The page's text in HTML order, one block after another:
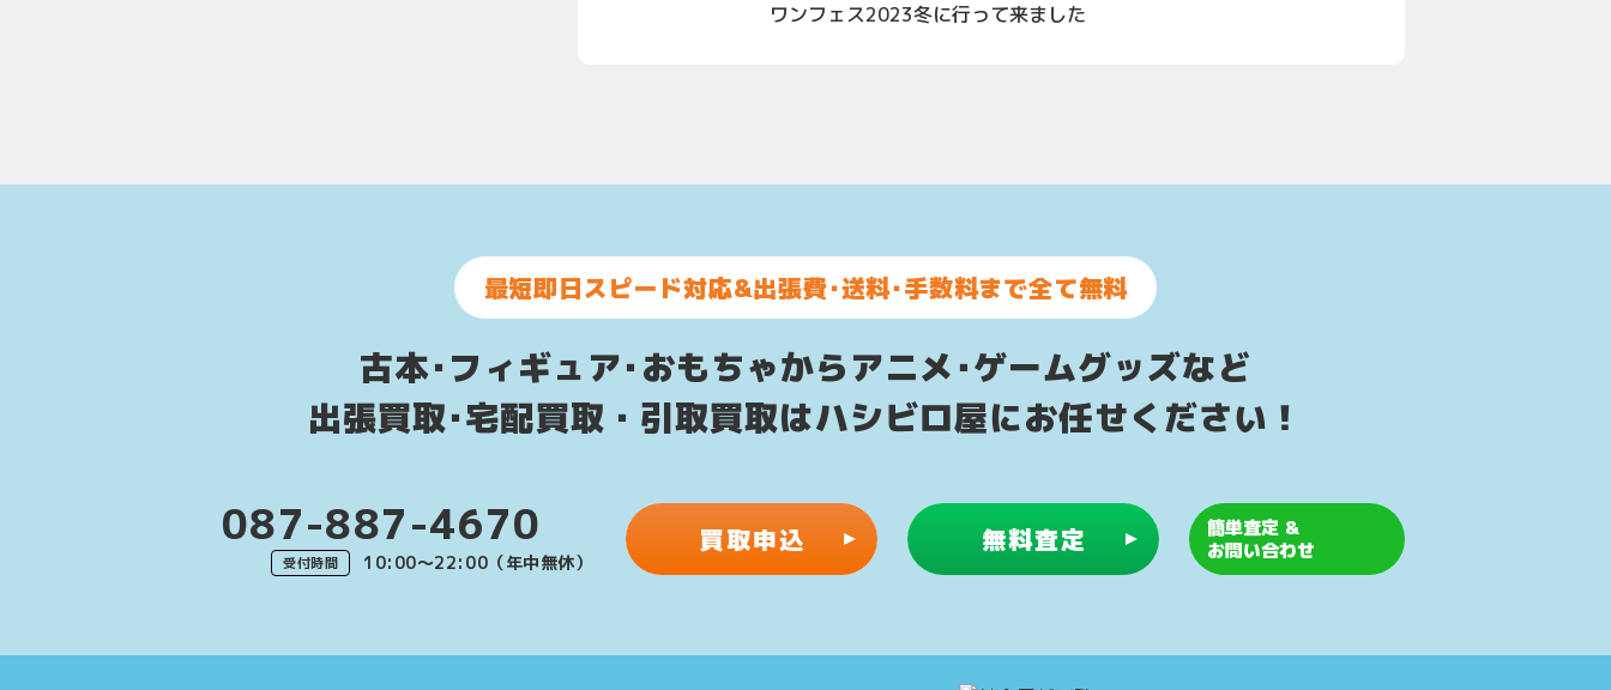
ワンフェス2023冬に行って来ました
最短即日スピード対応&出張費･送料･手数料まで全て無料
古本･フィギュア･おもちゃからアニメ･ゲームグッズなど
出張買取･宅配買取・引取買取はハシビロ屋にお任せください！
087-887-4670
受付時間 10:00〜22:00（年中無休）
買取申込 無料査定
簡単査定 &
お問い合わせ